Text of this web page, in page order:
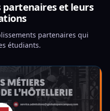
partenaires et leurs
partenaires qui
étudiants.